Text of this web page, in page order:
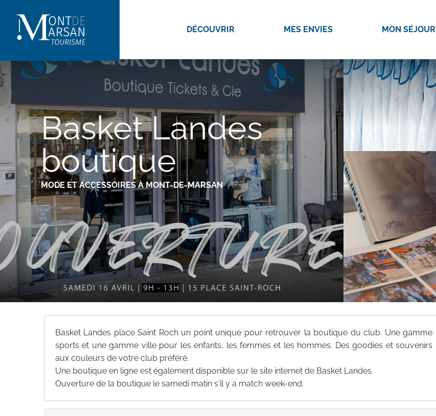
contenu
principal
DÉCOUVRIR MES ENVIES MON SÉJOUR
Basket Landes
boutique
MODE ET ACCESSOIRES À MONT-DE-MARSAN
Basket Landes place Saint Roch un point unique pour retrouver la boutique du club. Une gamme
sports et une gamme ville pour les enfants, les femmes et les hommes. Des goodies et souvenirs
aux couleurs de votre club préféré.
Une boutique en ligne est également disponible sur le site internet de Basket Landes.
Ouverture de la boutique le samedi matin s'il y a match week-end.